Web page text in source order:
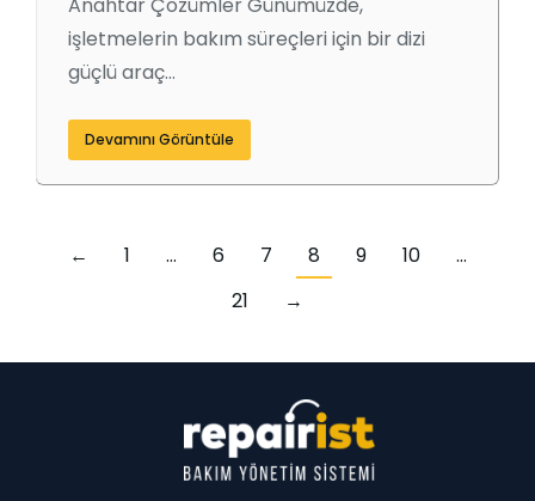
Anahtar Çözümler Günümüzde,
işletmelerin bakım süreçleri için bir dizi
güçlü araç…
Devamını Görüntüle
← 1 … 6 7 8 9 10
…
21
→